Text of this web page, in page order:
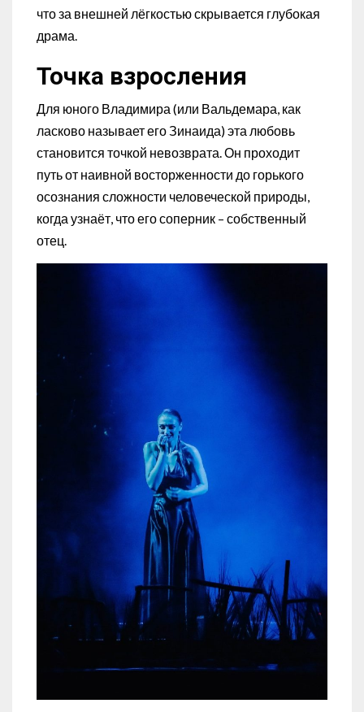
что за внешней лёгкостью скрывается глубокая
драма.
Точка взросления
Для юного Владимира (или Вальдемара, как
ласково называет его Зинаида) эта любовь
становится точкой невозврата. Он проходит
путь от наивной восторженности до горького
осознания сложности человеческой природы,
когда узнаёт, что его соперник – собственный
отец.